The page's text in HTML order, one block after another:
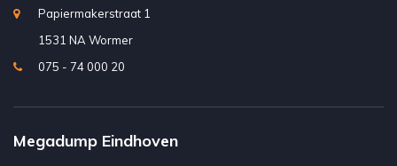
Papiermakerstraat 1
1531 NA Wormer
075 - 74 000 20
Megadump Eindhoven